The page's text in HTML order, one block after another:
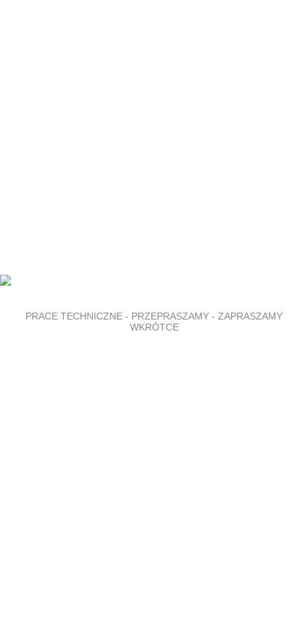
PRACE TECHNICZNE - PRZEPRASZAMY - ZAPRASZAMY
WKRÓTCE